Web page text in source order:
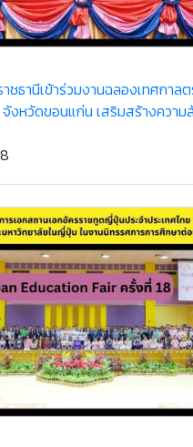
ชธานีเข้าร่วมงานฉลองเทศกาล
งหวัดขอนแก่น เสริมสร้างควา